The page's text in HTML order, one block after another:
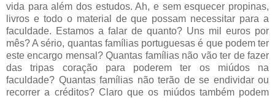
vida para além dos estudos. Ah, e sem esquecer propinas,
livros e todo o material de que possam necessitar para a
faculdade. Estamos a falar de quanto? Uns mil euros por
mês? A sério, quantas famílias portuguesas é que podem ter
este encargo mensal? Quantas famílias não vão ter de fazer
das tripas coração para poderem ter os miúdos na
faculdade? Quantas famílias não terão de se endividar ou
recorrer a créditos? Claro que os miúdos também podem